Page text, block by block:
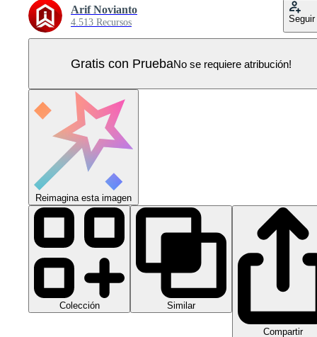
Arif Novianto
4.513 Recursos Seguir
Gratis con PruebaNo se requiere atribución!
Reimagina esta imagen
Colección Similar
Compartir